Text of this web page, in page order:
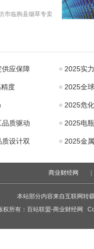
市临朐县烟草专卖
供应保障 2025实
度 2025全
2025危
质驱动 2025电
设计双 2025金
商业财经网
本站部分内容来自互联网转
权所有： 百站联盟-商业财经网